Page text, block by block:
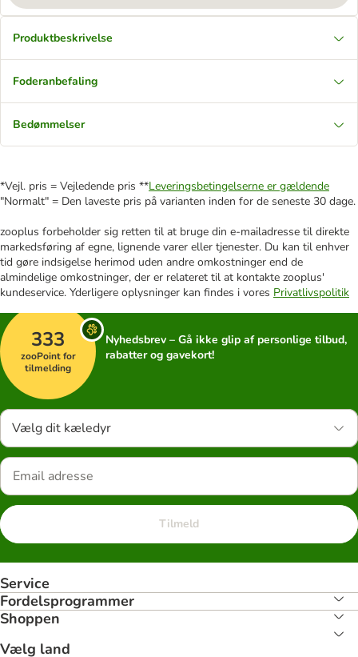
Produktbeskrivelse
Foderanbefaling
Bedømmelser
*Vejl. pris = Vejledende pris **Leveringsbetingelserne er gældende
"Normalt" = Den laveste pris på varianten inden for de seneste 30 dage.
zooplus forbeholder sig retten til at bruge din e-mailadresse til direkte
markedsføring af egne, lignende varer eller tjenester. Du kan til enhver
tid gøre indsigelse herimod uden andre omkostninger end de
almindelige omkostninger, der er relateret til at kontakte zooplus'
kundeservice. Yderligere oplysninger kan findes i vores Privatlivspolitik
333
zooPoint for
tilmelding
Nyhedsbrev – Gå ikke glip af personlige tilbud,
rabatter og gavekort!
Vælg dit kæledyr
Tilmeld
Service
Fordelsprogrammer
Shoppen
Vælg land